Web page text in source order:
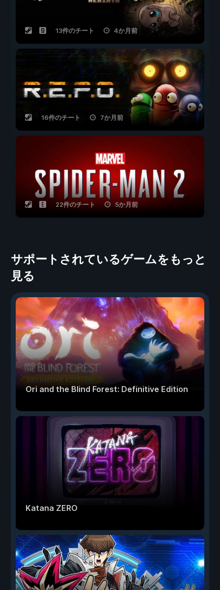
13件のチート 4か月前
16件のチート 7か月前
22件のチート 5か月前
サポートされているゲームをもっと
見る
Ori and the Blind Forest: Definitive Edition
Katana ZERO